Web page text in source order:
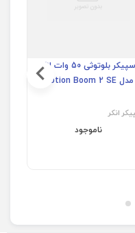
اسپیکر بلوتوثی 50 وات انکر
مدل Motion Boom 2 SE
انکر
ناموجود